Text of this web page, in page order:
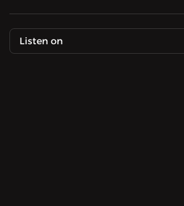
Listen on